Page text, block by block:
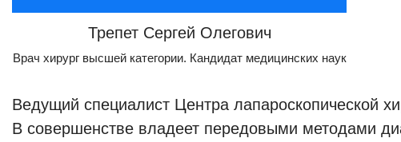
Трепет Сергей Олегович
Врач хирург высшей категории. Кандидат медицинских наук
Ведущий специалист Центра лапароскопической
В совершенстве владеет передовыми методами